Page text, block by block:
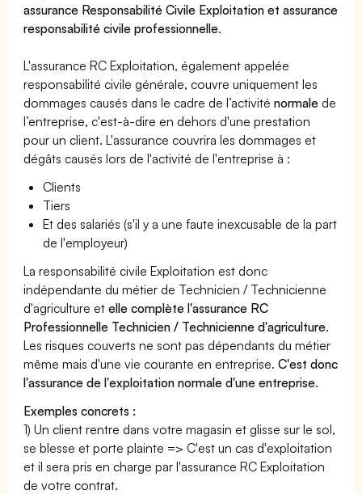
assurance Responsabilité Civile Exploitation et assurance
responsabilité civile professionnelle.
L'assurance RC Exploitation, également appelée
responsabilité civile générale, couvre uniquement les
dommages causés dans le cadre de l’activiténormale de
l’entreprise, c'est-à-dire en dehors d'une prestation
pour un client. L'assurance couvrira les dommages et
dégâts causés lors de l'activité de l'entreprise à :
Clients
Tiers
Et des salariés (s'il y a une faute inexcusable de la part
de l'employeur)
La responsabilité civile Exploitation est donc
indépendante du métier de Technicien / Technicienne
d'agriculture etelle complète l'assurance RC
Professionnelle Technicien / Technicienne d'agriculture.
Les risques couverts ne sont pas dépendants du métier
même mais d'une vie courante en entreprise.C'est donc
l'assurance de l'exploitation normale d'une entreprise.
Exemples concrets :
1) Un client rentre dans votre magasin et glisse sur le sol,
se blesse et porte plainte => C'est un cas d'exploitation
et il sera pris en charge par l'assurance RC Exploitation
de votre contrat.